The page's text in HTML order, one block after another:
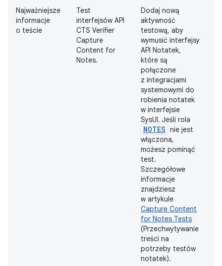
Najważniejsze
informacje
o teście
Test
interfejsów API
CTS Verifier
Capture
Content for
Notes.
Dodaj nową
aktywność
testową, aby
wymusić interfejsy
API Notatek,
które są
połączone
z integracjami
systemowymi do
robienia notatek
w interfejsie
SysUI. Jeśli rola
NOTES nie jest
włączona,
możesz pominąć
test.
Szczegółowe
informacje
znajdziesz
w artykule
Capture Content
for Notes Tests
(Przechwytywanie
treści na
potrzeby testów
notatek).